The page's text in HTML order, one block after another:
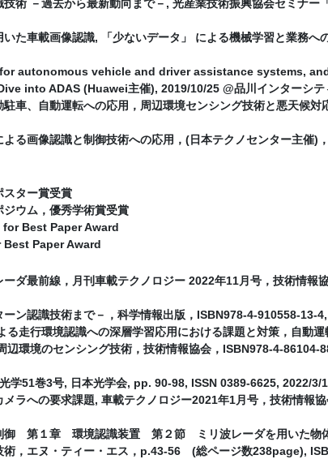
術 －過去から最新動向まで－, 光産業技術振興協会セミナー
た車載画像認識, 「少ないデータ」 による機械学習と業務へ
autonomous vehicle and driver assistance systems,
into ADAS (Huawei主催), 2019/10/25 @品川インターシテ
車、自動運転への応⽤，周辺環境センシング技術と悪天候対
る画像認識と制御技術への応用，(日本テクノセンター主催)
ター賞受賞
ウム，優秀学術賞受賞
Best Paper Award
Paper Award
ダ最前線，月刊車載テクノロジー 2022年11月号，技術情報
ン認識技術まで－，科学情報出版，ISBN978-4-910558-13-
走行環境認識への深層学習応用における課題と対策，自動
辺環境のセンシング技術，技術情報協会，ISBN978-4-
学51巻3号, 日本光学会, pp. 90-98, ISSN 0389-6625, 2022/3/
ラへの要求課題, 車載テクノロジー2021年1月号，技術情報
御 第１章 環境認識装置 第２節 ミリ波レーダを用いた物
術，エヌ・ティー・エス，p.43-56 (総ページ数238page),